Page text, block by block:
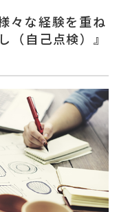
々な経験を重ね
（自己点検）』